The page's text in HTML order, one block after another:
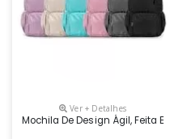
Ver + Detalhes
Mochila De Design Ágil, Feita